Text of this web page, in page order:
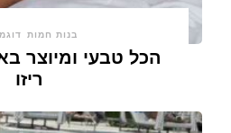
בנות חמות
הכל טבעי ומיוצר
ריזו